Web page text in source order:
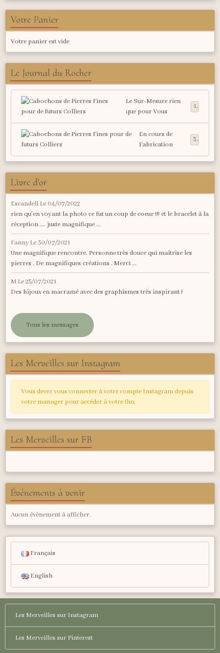
Votre Panier
Votre panier est vide
Le Journal du Rocher
Le Sur-Mesure rien
que pour Vous
1
En cours de
Fabrication
3
Livre d'or
Escandell Le 04/07/2022
rien qu'en voyant la photo ce fut un coup de coeur !!! et le bracelet à la
réception .... juste magnifique ...
Fanny Le 30/07/2021
Une magnifique rencontre. Personne très douce qui maîtrise les
pierres . De magnifiques créations . Merci ...
M Le 25/07/2021
Des bijoux en macramé avec des graphismes très inspirant !
Tous les messages
Les Merveilles sur Instagram
Vous devez vous connecter à votre compte Instagram depuis
votre manager pour accéder à votre flux
Les Merveilles sur FB
Événements à venir
Aucun évènement à afficher.
Français
English
Les Merveilles sur Instagram
Les Merveilles sur Pinterest